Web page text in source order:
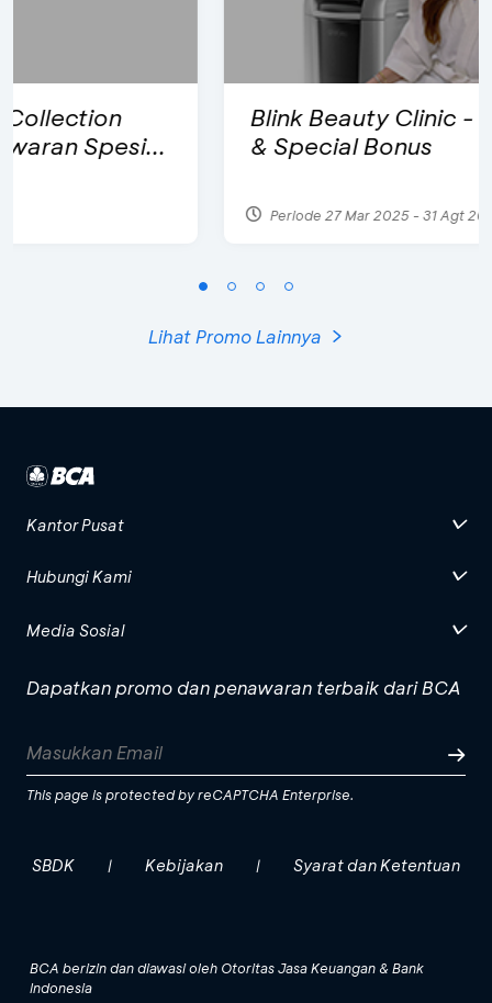
Blink Beauty Clinic - Diskon 25%
& Special Bonus
Periode 27 Mar 2025 - 31 Agt 2026
Lihat Promo Lainnya
Kantor Pusat
Hubungi Kami
Media Sosial
Dapatkan promo dan penawaran terbaik dari BCA
This page is protected by reCAPTCHA Enterprise.
SBDK | Kebijakan | Syarat dan Ketentuan
BCA berizin dan diawasi oleh Otoritas Jasa Keuangan & Bank
Indonesia